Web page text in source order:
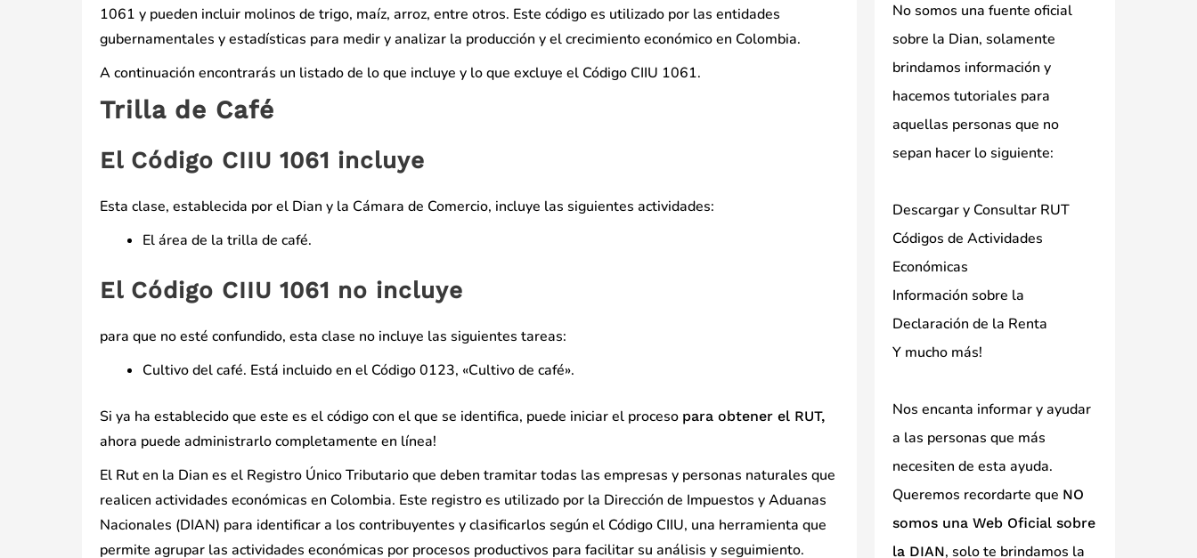
1061 y pueden incluir molinos de trigo, maíz, arroz, entre otros. Este código es utilizado por las entidades
gubernamentales y estadísticas para medir y analizar la producción y el crecimiento económico en Colombia.
A continuación encontrarás un listado de lo que incluye y lo que excluye el Código CIIU 1061.
Trilla de Café
El Código CIIU 1061 incluye
Esta clase, establecida por el Dian y la Cámara de Comercio, incluye las siguientes actividades:
El área de la trilla de café.
El Código CIIU 1061 no incluye
para que no esté confundido, esta clase no incluye las siguientes tareas:
Cultivo del café. Está incluido en el Código 0123, «Cultivo de café».
Si ya ha establecido que este es el código con el que se identifica, puede iniciar el proceso para obtener el RUT,
ahora puede administrarlo completamente en línea!
El Rut en la Dian es el Registro Único Tributario que deben tramitar todas las empresas y personas naturales que
realicen actividades económicas en Colombia. Este registro es utilizado por la Dirección de Impuestos y Aduanas
Nacionales (DIAN) para identificar a los contribuyentes y clasificarlos según el Código CIIU, una herramienta que
permite agrupar las actividades económicas por procesos productivos para facilitar su análisis y seguimiento.
No somos una fuente oficial
sobre la Dian, solamente
brindamos información y
hacemos tutoriales para
aquellas personas que no
sepan hacer lo siguiente:
Descargar y Consultar RUT
Códigos de Actividades
Económicas
Información sobre la
Declaración de la Renta
Y mucho más!
Nos encanta informar y ayudar
a las personas que más
necesiten de esta ayuda.
Queremos recordarte que NO
somos una Web Oficial sobre
la DIAN, solo te brindamos la